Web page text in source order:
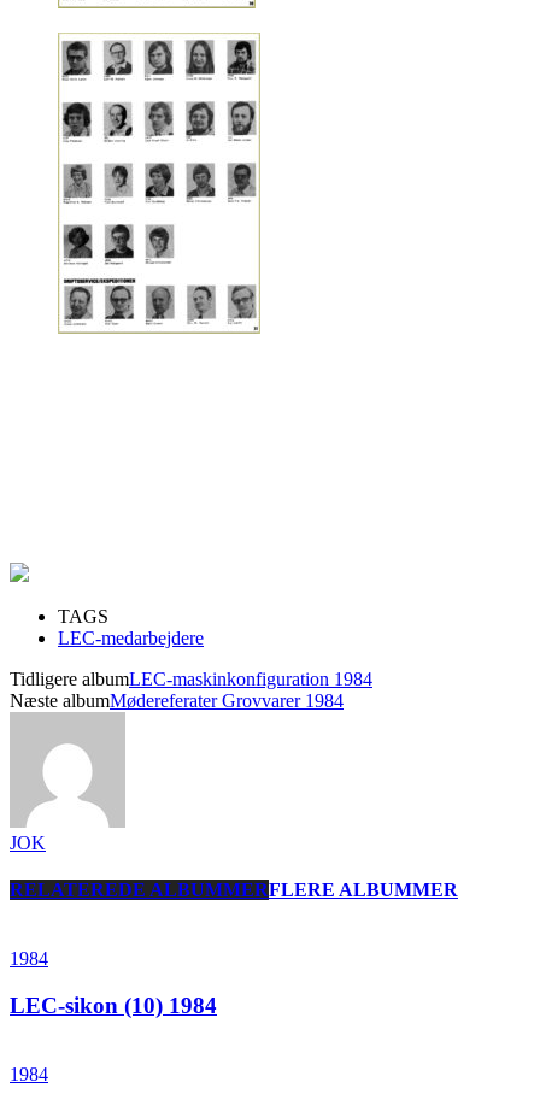
TAGS
LEC-medarbejdere
Tidligere albumLEC-maskinkonfiguration 1984
Næste albumMødereferater Grovvarer 1984
JOK
RELATEREDE ALBUMMERFLERE ALBUMMER
1984
LEC-sikon (10) 1984
1984